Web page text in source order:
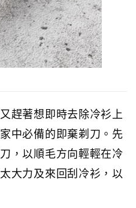
趕著想即時去除冷衫上
中必備的即棄剃刀。先
，以順毛方向輕輕在冷
大力及來回刮冷衫，以